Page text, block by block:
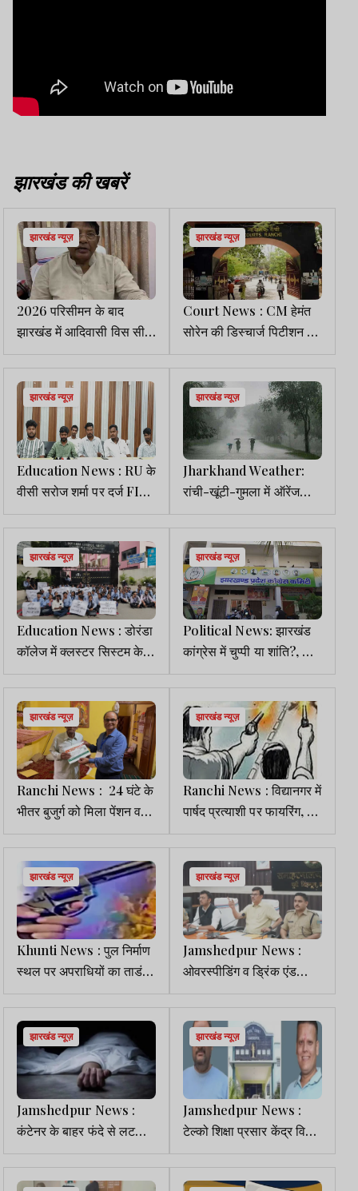
झारखंड की खबरें
झारखंड न्यूज़
2026 परिसीमन के बाद
झारखंड में आदिवासी विस सीटें
28 से घटकर होंगी 22:
रामेश्वर उरांव
झारखंड न्यूज़
Court News : CM हेमंत
सोरेन की डिस्चार्ज पिटीशन पर
PMLA कोर्ट में अब 22 मई को
सुनवाई
झारखंड न्यूज़
Education News : RU के
वीसी सरोज शर्मा पर दर्ज FIR
को लेकर विवाद तेज
झारखंड न्यूज़
Jharkhand Weather:
रांची-खूंटी-गुमला में ऑरेंज
अलर्ट, तेज हवा व वज्रपात की
संभावना
झारखंड न्यूज़
Education News : डोरंडा
कॉलेज में क्लस्टर सिस्टम के
खिलाफ छात्रों का उग्र
प्रदर्शन, मुख्य गेट बंद कर
सड़क पर दिया धरना
झारखंड न्यूज़
Political News: झारखंड
कांग्रेस में चुप्पी या शांति?, के.
राजू के दौरे के इंतजार में थमा
विरोध
झारखंड न्यूज़
Ranchi News : 24 घंटे के
भीतर बुजुर्ग को मिला पेंशन व
आयुष्मान योजना का लाभ
झारखंड न्यूज़
Ranchi News : विद्यानगर में
पार्षद प्रत्याशी पर फायरिंग, दो
हिरासत में
झारखंड न्यूज़
Khunti News : पुल निर्माण
स्थल पर अपराधियों का ताडंव,
मजदूरों से मारपीट व फायरिंग
की
झारखंड न्यूज़
Jamshedpur News :
ओवरस्पीडिंग व ड्रिंक एंड
ड्राइव के खिलाफ चलेगा
अभियान, स्कूल वाहनों की होगी
जांच
झारखंड न्यूज़
Jamshedpur News :
कंटेनर के बाहर फंदे से लटका
मिला युवक का शव, जांच में
जुटी पुलिस
झारखंड न्यूज़
Jamshedpur News :
टेल्को शिक्षा प्रसार केंद्र विवाद
मामले में भाजपा नेता अंकित
आनंद व अप्पू तिवारी बरी